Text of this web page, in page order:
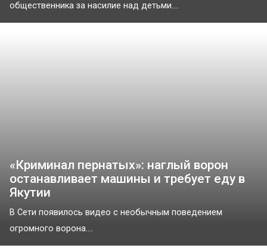
общественника за насилие над детьми....
«Криминал пернатых»: наглый ворон
останавливает машины и требует еду в
Якутии
В Сети появилось видео с необычным поведением
огромного ворона....